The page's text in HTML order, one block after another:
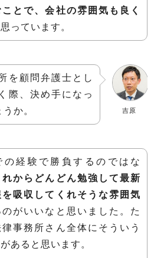
ことで、会社の雰囲気も良く
っています。
吉原
を顧問弁護士とし
際、決め手になっ
か。
の経験で勝負するのではな
れからどんどん勉強して最新
吸収してくれそうな雰囲気
のがいいなと思いました。た
律事務所さん全体にそういう
あると思います。